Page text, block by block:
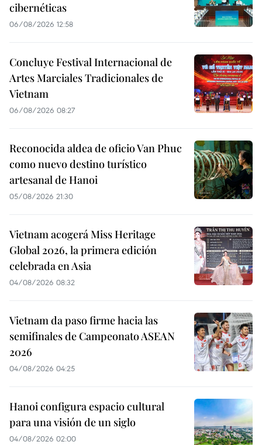
cibernéticas
06/08/2026 12:58
Concluye Festival Internacional de
Artes Marciales Tradicionales de
Vietnam
06/08/2026 08:27
Reconocida aldea de oficio Van Phuc
como nuevo destino turístico
artesanal de Hanoi
05/08/2026 21:30
Vietnam acogerá Miss Heritage
Global 2026, la primera edición
celebrada en Asia
04/08/2026 08:32
Vietnam da paso firme hacia las
semifinales de Campeonato ASEAN
2026
04/08/2026 04:25
Hanoi configura espacio cultural
para una visión de un siglo
04/08/2026 02:00